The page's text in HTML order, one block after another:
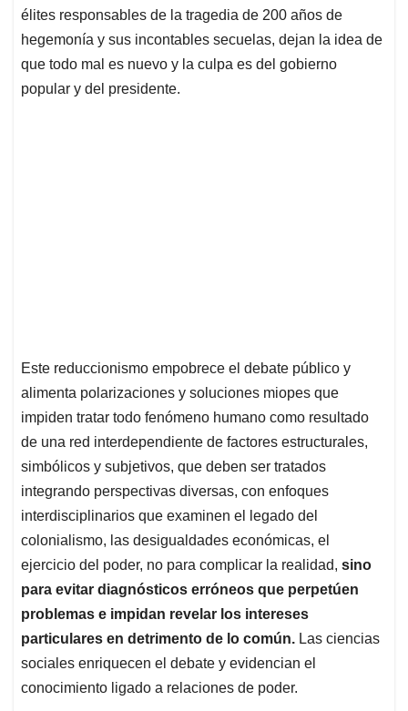
élites responsables de la tragedia de 200 años de
hegemonía y sus incontables secuelas, dejan la idea de
que todo mal es nuevo y la culpa es del gobierno
popular y del presidente.
Este reduccionismo empobrece el debate público y
alimenta polarizaciones y soluciones miopes que
impiden tratar todo fenómeno humano como resultado
de una red interdependiente de factores estructurales,
simbólicos y subjetivos, que deben ser tratados
integrando perspectivas diversas, con enfoques
interdisciplinarios que examinen el legado del
colonialismo, las desigualdades económicas, el
ejercicio del poder, no para complicar la realidad, sino
para evitar diagnósticos erróneos que perpetúen
problemas e impidan revelar los intereses
particulares en detrimento de lo común. Las ciencias
sociales enriquecen el debate y evidencian el
conocimiento ligado a relaciones de poder.